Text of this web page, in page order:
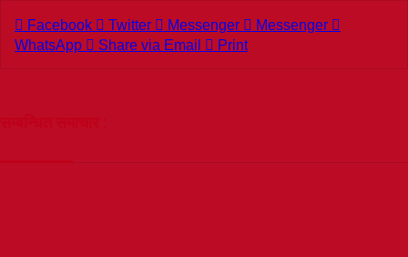
Facebook Twitter Messenger
Messenger
WhatsApp
Share via Email Print